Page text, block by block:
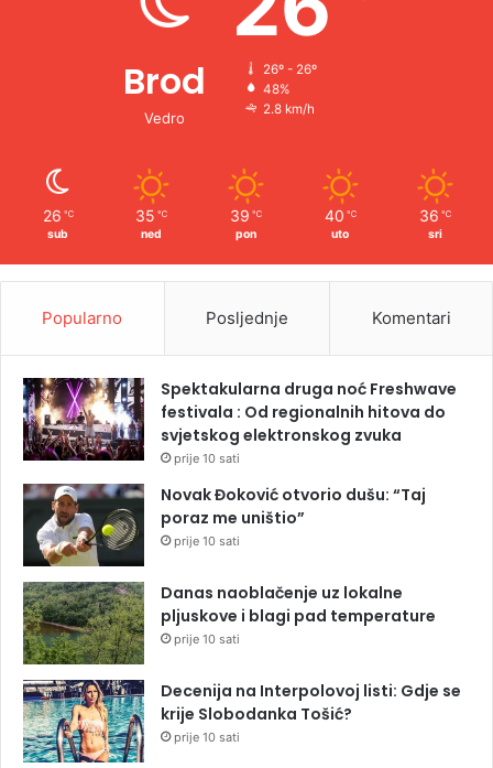
Brod
Vedro
26º - 26º
48%
2.8 km/h
26 ℃
sub
35 ℃
ned
39 ℃
pon
40 ℃
uto
36 ℃
sri
Popularno Posljednje Komentari
Spektakularna druga noć Freshwave
festivala : Od regionalnih hitova do
svjetskog elektronskog zvuka
prije 10 sati
Novak Đoković otvorio dušu: “Taj
poraz me uništio”
prije 10 sati
Danas naoblačenje uz lokalne
pljuskove i blagi pad temperature
prije 10 sati
Decenija na Interpolovoj listi: Gdje se
krije Slobodanka Tošić?
prije 10 sati